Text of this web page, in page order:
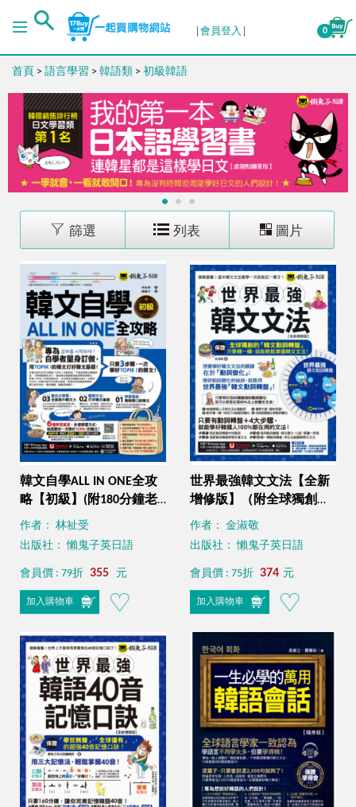
排序
出版日期 (舊→新)
銷售量 (高→低)
銷售量 (低→高)
價格 (高→低)
價格 (低→高)
會員登入 0
首頁 > 語言學習 > 韓語類 > 初級韓語
1 2 3
篩選 列表 圖片
韓文自學ALL IN ONE全攻
略【初級】(附180分鐘老
師真人教學文法影片+最強
背單字神器字卡+40音筆順
含VRP虛擬點讀筆)
作者： 林祉受
出版社： 懶鬼子英日語
會員價 : 79折 355 元
加入購物車
世界最強韓文文法【全新
增修版】（附全球獨創韓
文動詞轉盤 + 韓籍老師親
錄音檔 + TOPIK模擬試題 +
「Youtor App」內含VRP
虛擬點讀筆）
作者： 金淑敬
出版社： 懶鬼子英日語
會員價 : 75折 374 元
加入購物車